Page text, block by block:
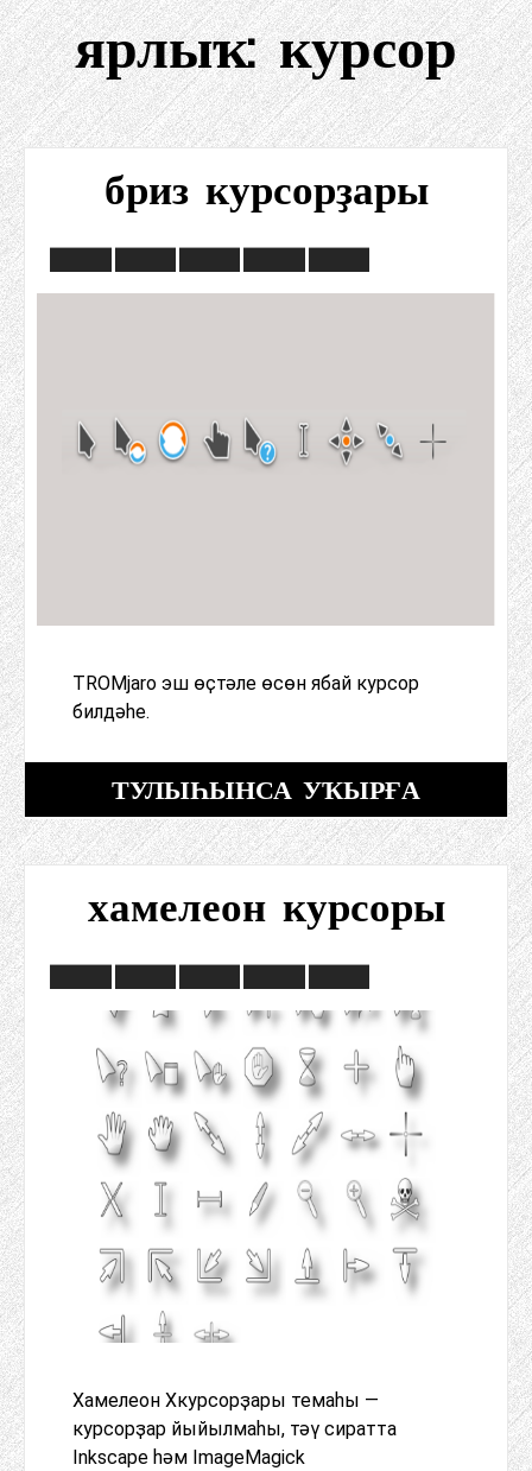
ярлыҡ:курсор
бриз курсорҙары
TROMjaro эш өҫтәле өсөн ябай курсор
билдәһе.
ТУЛЫҺЫНСА УҠЫРҒА
хамелеон курсоры
Хамелеон Xкурсорҙары темаһы —
курсорҙар йыйылмаһы, тәү сиратта
Inkscape һәм ImageMagick